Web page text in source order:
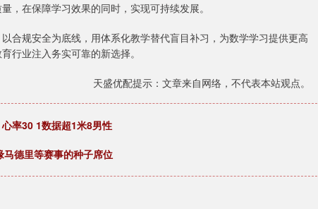
，在保障学习效果的同时，实现可持续发展。
合规安全为底线，用体系化教学替代盲目补习，为数学学习提供更高
行业注入务实可靠的新选择。
天盛优配提示：文章来自网络，不代表本站观点。
率30 1数据超1米8男性
德里等赛事的种子席位